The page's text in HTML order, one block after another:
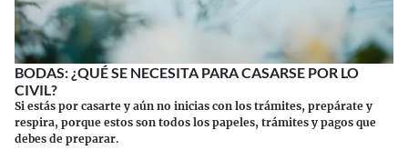
BODAS: ¿QUÉ SE NECESITA PARA CASARSE POR LO
CIVIL?
Si estás por casarte y aún no inicias con los trámites, prepárate y
respira, porque estos son todos los papeles, trámites y pagos que
debes de preparar.